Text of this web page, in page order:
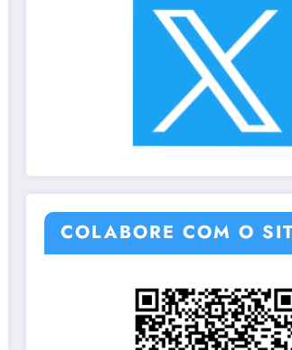
COLABORE COM O